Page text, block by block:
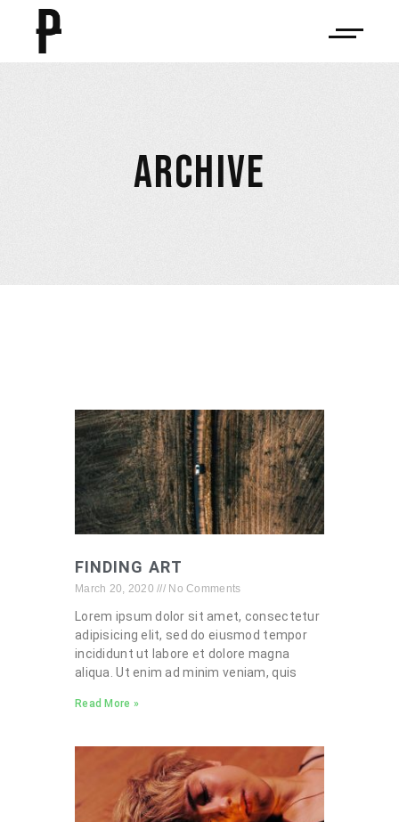
ARCHIVE
FINDING ART
March 20, 2020 No Comments
Lorem ipsum dolor sit amet, consectetur
adipisicing elit, sed do eiusmod tempor
incididunt ut labore et dolore magna
aliqua. Ut enim ad minim veniam, quis
Read More »